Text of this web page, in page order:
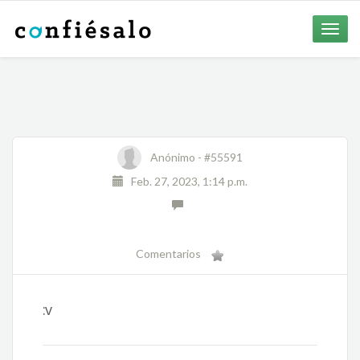
Toggle
Anónimo - #55591
Feb. 27, 2023, 1:14 p.m.
Comentarios
:v